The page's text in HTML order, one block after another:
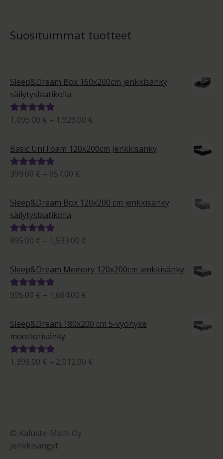
Suosituimmat tuotteet
Sleep&Dream Box 160x200cm jenkkisänky
säilytyslaatikolla
Arvostelu
1,095.00 € – 1,929.00 €
-
1,929.00 €
Basic Uni Foam 120x200cm Jenkkisänky
Arvostelu
5.00
/ 5
399.00 € – 657.00 €
-
Sleep&Dream Box 120x200 cm jenkkisänky
säilytyslaatikolla
Arvostelu
5.00
/ 5
895.00 € – 1,533.00 €
1,533.00 €
Sleep&Dream Memory 120x200cm jenkkisänky
Arvostelu
5.00
/ 5
995.00 € – 1,684.00 €
-
1,684.00 €
Sleep&Dream 180x200 cm 5-vyöhyke
moottorisänky
Arvostelu
1,398.00 € – 2,012.00 €
© Kaluste-Matti Oy
Jenkkisängyt